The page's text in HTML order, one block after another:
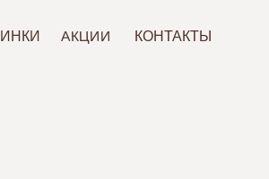
АКЦИИ КОНТАКТЫ